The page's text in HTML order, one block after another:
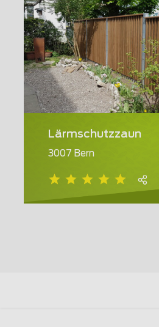
Lärmschutzzaun
3007 Bern